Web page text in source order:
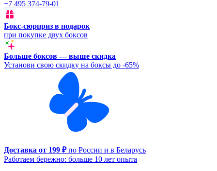
+7 495 374-79-01
Бокс-сюрприз в подарок
при покупке двух боксов
Больше боксов — выше скидка
Установи свою скидку на боксы до -65%
Доставка от 199 ₽по России и в Беларусь
Работаем бережно: больше 10 лет опыта